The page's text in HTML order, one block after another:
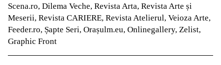
Scena.ro, Dilema Veche, Revista Arta, Revista Arte și
Meserii, Revista CARIERE, Revista Atelierul, Veioza Arte,
Feeder.ro, Șapte Seri, Orașulm.eu, Onlinegallery, Zelist,
Graphic Front